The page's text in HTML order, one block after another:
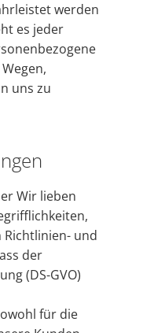
werden
es jeder
uns zu
Wir lieben
und
der
(DS-GVO)
für die